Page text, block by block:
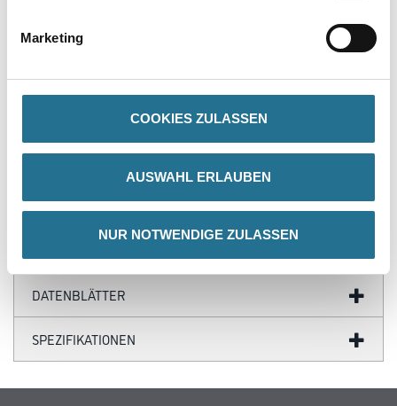
Marketing
COOKIES ZULASSEN
AUSWAHL ERLAUBEN
NUR NOTWENDIGE ZULASSEN
- Aromatenfrei
ZUSATZINFOS
DATENBLÄTTER
SPEZIFIKATIONEN